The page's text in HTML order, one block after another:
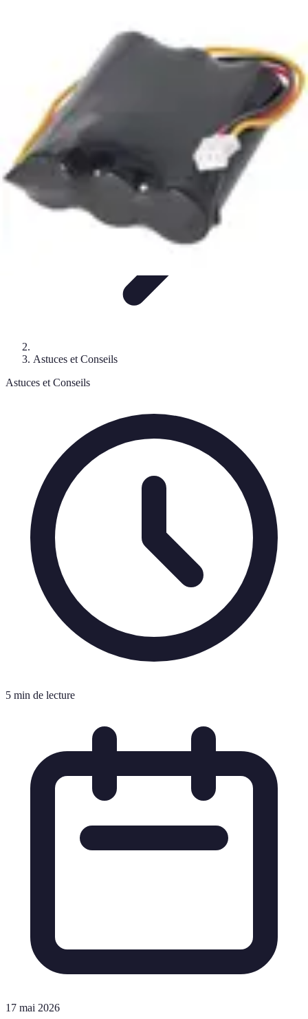
Astuces et conseils
Top Soldes
Astuces et Conseils
Astuces et Conseils
5 min de lecture
17 mai 2026